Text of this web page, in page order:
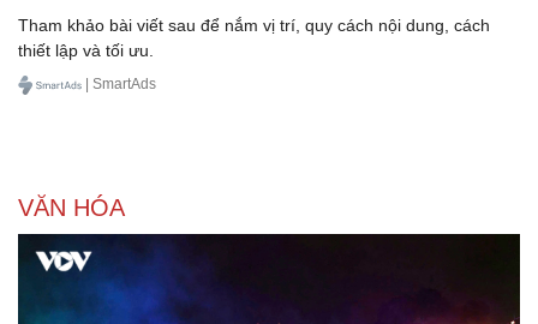
Tham khảo bài viết sau để nắm vị trí, quy cách nội dung, cách
thiết lập và tối ưu.
| SmartAds
VĂN HÓA